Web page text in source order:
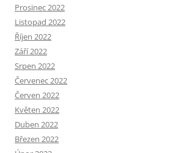
Prosinec 2022
Listopad 2022
Říjen 2022
Září 2022
Srpen 2022
Červenec 2022
Červen 2022
Květen 2022
Duben 2022
Březen 2022